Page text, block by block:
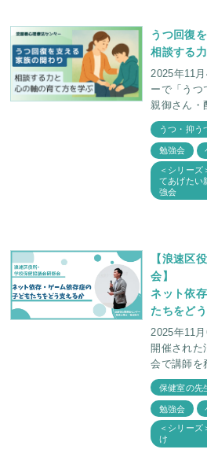
うつ回復
相談する
2025年11
ーで「うつ
親御さん・
開催されました。 講師
長で精神科
福田俊介
うつ・抑う
勉強会
＜シリーズ
てあげたい
強会
【浪速区
会】
ネット依
たちをど
2025年11
開催された
会で講師を
ちをどう支
をしました
学校医、保
保健室の先
勉強会
＜シリー
け